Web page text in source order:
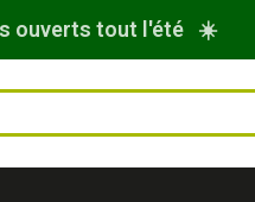
ouverts tout l'été ☀️